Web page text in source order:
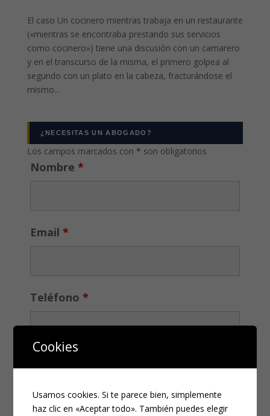
El caso Un cocinero mientras trabaja en un restaurante
(«mientras se encontraba prestando sus servicios
como cocinero») tiene una discusión con un camarero
y en el transcurso de la misma, el primero golpea al
segundo con un plato en la cabeza, fracturándose el
mismo...
¿NECESITAS UN ABOGADO?
Los campos marcados con * son obligatorios
Nombre *
Email *
Teléfono *
Cookies
Usamos cookies. Si te parece bien, simplemente
haz clic en «Aceptar todo». También puedes elegir